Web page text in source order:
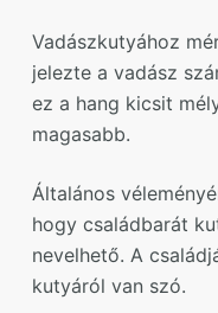
Vadászkutyához
jelezte a vadász
ez a hang kicsit
magasabb.
Általános
hogy családbarát
nevelhető. A
kutyáról van szó.